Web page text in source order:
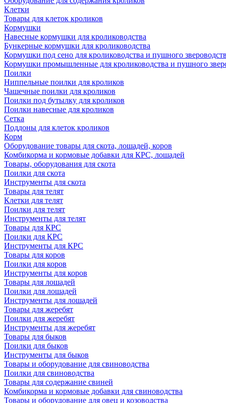
Клетки
Товары для клеток кроликов
Кормушки
Навесные кормушки для кролиководства
Бункерные кормушки для кролиководства
Кормушки под сено для кролиководства и пушного
Кормушки промышленные для кролиководства и пушного
Поилки
Ниппельные поилки для кроликов
Чашечные поилки для кроликов
Поилки под бутылку для кроликов
Поилки навесные для кроликов
Сетка
Поддоны для клеток кроликов
Корм
Оборудование товары для скота, лошадей, коров
Комбикорма и кормовые добавки для КРС, лошадей
Товары, оборудования для скота
Поилки для скота
Инструменты для скота
Товары для телят
Клетки для телят
Поилки для телят
Инструменты для телят
Товары для КРС
Поилки для КРС
Инструменты для КРС
Товары для коров
Поилки для коров
Инструменты для коров
Товары для лошадей
Поилки для лошадей
Инструменты для лошадей
Товары для жеребят
Поилки для жеребят
Инструменты для жеребят
Товары для быков
Поилки для быков
Инструменты для быков
Товары и оборудование для свиноводства
Поилки для свиноводства
Товары для содержание свиней
Комбикорма и кормовые добавки для свиноводства
Товары и оборудование для овец и козоводства